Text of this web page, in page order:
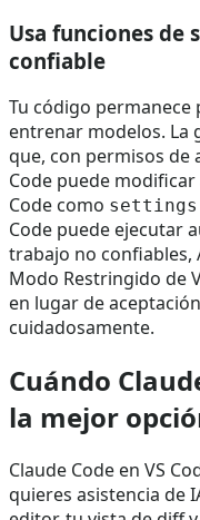
Usa funciones de
confiable
Tu código permanece
entrenar modelos. La
que, con permisos de
Code puede
Code como
Code puede ejecutar
trabajo no confiables,
Modo Restringido de
en lugar de
cuidadosamente.
Cuándo
la mejor
Claude Code en VS
quieres asistencia de